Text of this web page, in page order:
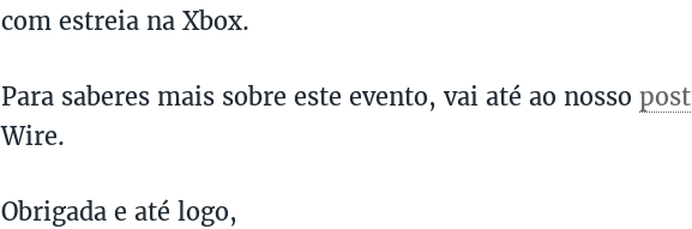
com estreia na Xbox.
Para saberes mais sobre este evento, vai até ao nosso post
Wire.
Obrigada e até logo,